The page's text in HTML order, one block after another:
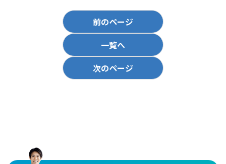
前のページ
一覧へ
次のページ